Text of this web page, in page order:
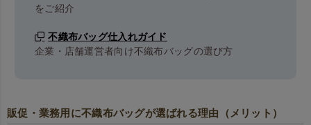
をご紹介
不織布バッグ仕入れガイド
企業・店舗運営者向け不織布バッグの選び方
販促・業務用に不織布バッグが選ばれる理由（メリット）